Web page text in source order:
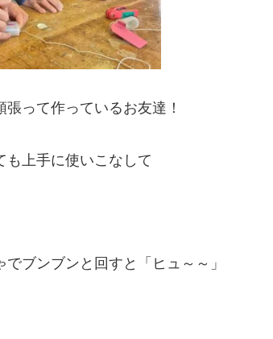
って作っているお友達！
も上手に使いこなして
ブンブンと回すと「ヒュ～～」